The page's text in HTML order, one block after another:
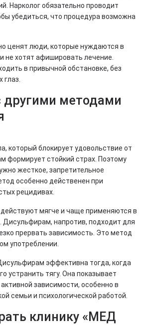
Нарколог обязательно проводит
убедиться, что процедура возможна
ценят люди, которые нуждаются в
не хотят афишировать лечение.
в привычной обстановке, без
глаз.
другими методами
который блокирует удовольствие от
формирует стойкий страх. Поэтому
жесткое, запретительное
особенно действенен при
рецидивах.
мягче и чаще применяются в
Дисульфирам, напротив, подходит для
прервать зависимость. Это метод
употреблении.
эффективна тогда, когда
устранить тягу. Она показывает
зависимости, особенно в
семьи и психологической работой.
клинику «МЕД